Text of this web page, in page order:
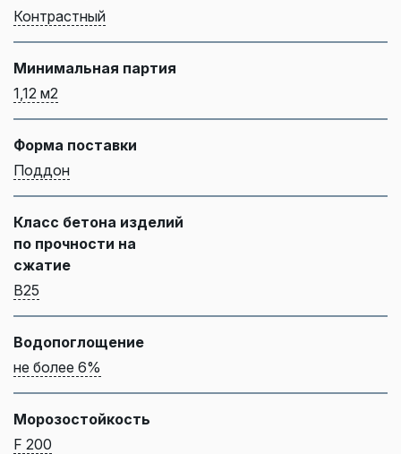
Контрастный
Минимальная партия
1,12 м2
Форма поставки
Поддон
Класс бетона изделий
по прочности на
сжатие
B25
Водопоглощение
не более 6%
Морозостойкость
F 200